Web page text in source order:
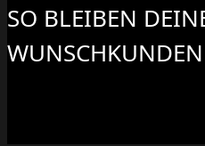
SO BLEIBEN